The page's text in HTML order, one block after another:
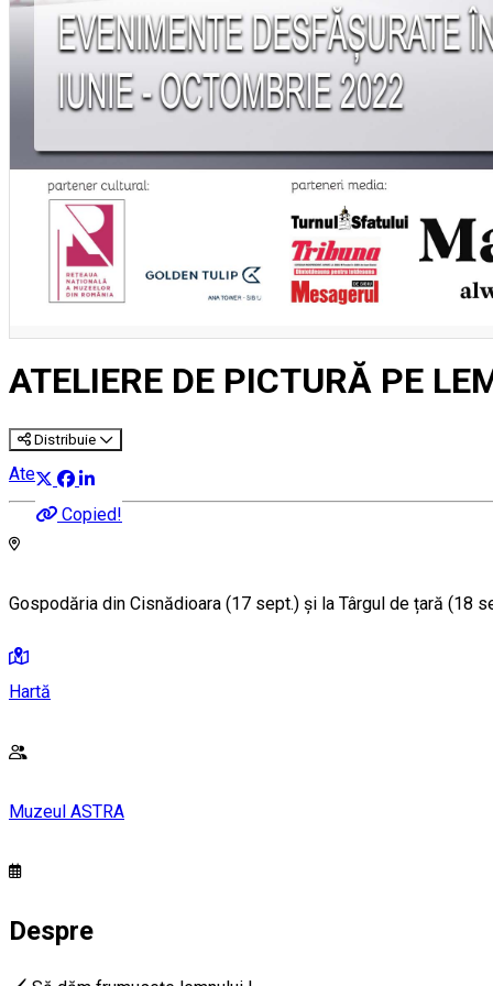
ATELIERE DE PICTURĂ PE
Distribuie
Copied!
Atelier
Gospodăria din Cisnădioara (17 sept.) și la Târgul de țară (18
Hartă
Muzeul ASTRA
Despre